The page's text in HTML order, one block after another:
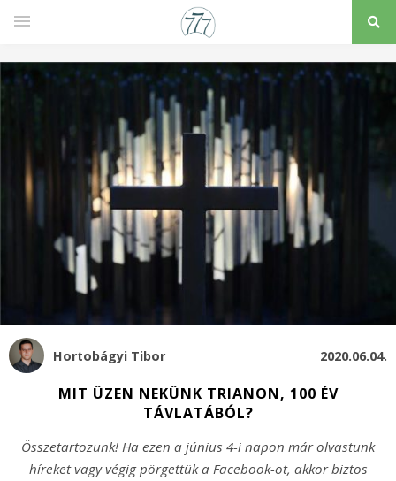
Hortobágyi Tibor 2020.06.04.
MIT ÜZEN NEKÜNK TRIANON, 100 ÉV
TÁVLATÁBÓL?
Összetartozunk! Ha ezen a június 4-i napon már olvastunk
híreket vagy végig pörgettük a Facebook-ot, akkor biztos